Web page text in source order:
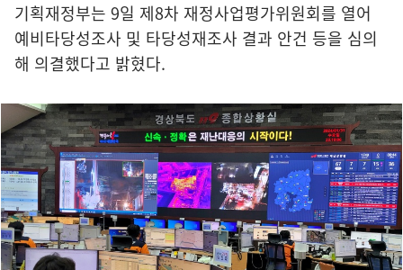
기획재정부는 9일 제8차 재정사업평가위원회를 열어
예비타당성조사 및 타당성재조사 결과 안건 등을 심의
해 의결했다고 밝혔다.